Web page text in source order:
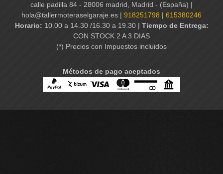
calle padilla 84 - 28006 madrid, Madrid - (España) |
hola@tallermoteraselgaraje.es | 918251798 | 615380246
Horario: 10.00 a 14.30 /16.30 a 19.30 | Tiempo de Entrega:
CON STOCK 2 A 3 DIAS
(*) Precios con Impuestos incluidos
Métodos de pago aceptados